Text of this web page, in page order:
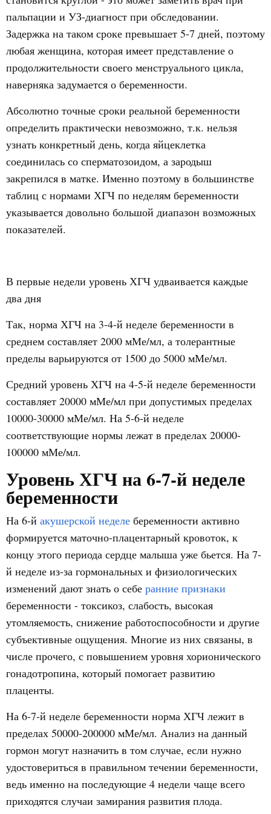
пальпации и УЗ-диагност при обследовании.
Задержка на таком сроке превышает 5-7 дней, поэтому
любая женщина, которая имеет представление о
продолжительности своего менструального цикла,
наверняка задумается о беременности.
Абсолютно точные сроки реальной беременности
определить практически невозможно, т.к. нельзя
узнать конкретный день, когда яйцеклетка
соединилась со сперматозоидом, а зародыш
закрепился в матке. Именно поэтому в большинстве
таблиц с нормами ХГЧ по неделям беременности
указывается довольно большой диапазон возможных
показателей.
В первые недели уровень ХГЧ удваивается каждые
два дня
Так, норма ХГЧ на 3-4-й неделе беременности в
среднем составляет 2000 мМе/мл, а толерантные
пределы варьируются от 1500 до 5000 мМе/мл.
Средний уровень ХГЧ на 4-5-й неделе беременности
составляет 20000 мМе/мл при допустимых пределах
10000-30000 мМе/мл. На 5-6-й неделе
соответствующие нормы лежат в пределах 20000-
100000 мМе/мл.
Уровень ХГЧ на 6-7-й неделе
беременности
На 6-й акушерской неделе беременности активно
формируется маточно-плацентарный кровоток, к
концу этого периода сердце малыша уже бьется. На 7-
й неделе из-за гормональных и физиологических
изменений дают знать о себе ранние признаки
беременности - токсикоз, слабость, высокая
утомляемость, снижение работоспособности и другие
субъективные ощущения. Многие из них связаны, в
числе прочего, с повышением уровня хорионического
гонадотропина, который помогает развитию
плаценты.
На 6-7-й неделе беременности норма ХГЧ лежит в
пределах 50000-200000 мМе/мл. Анализ на данный
гормон могут назначить в том случае, если нужно
удостовериться в правильном течении беременности,
ведь именно на последующие 4 недели чаще всего
приходятся случаи замирания развития плода.